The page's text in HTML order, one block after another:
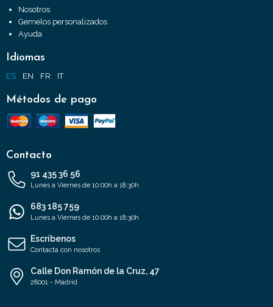
Nosotros
Gemelos personalizados
Ayuda
Idiomas
ES EN FR IT
Métodos de pago
Contacto
91 435 36 56
Lunes a Viernes de 10:00h a 18:30h
683 185 759
Lunes a Viernes de 10:00h a 18:30h
Escríbenos
Contacta con nosotros
Calle Don Ramón de la Cruz, 47
28001 - Madrid